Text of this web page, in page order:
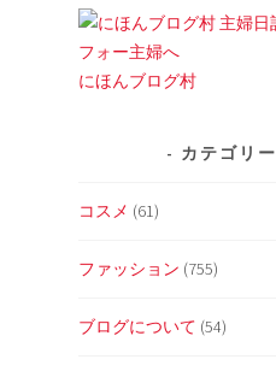
にほんブログ村
カテゴリー
コスメ (61)
ファッション (755)
ブログについて (54)